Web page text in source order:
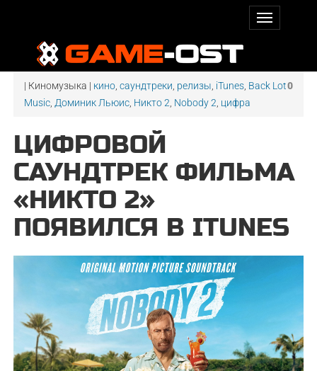
0
| Киномузыка | кино ,саундтреки релизы iTunes Back Lot
Music Доминик Льюис Никто 2 Nobody 2 цифра
ЦИФРОВОЙ
САУНДТРЕК ФИЛЬМА
«НИКТО 2»
ПОЯВИЛСЯ В ITUNES